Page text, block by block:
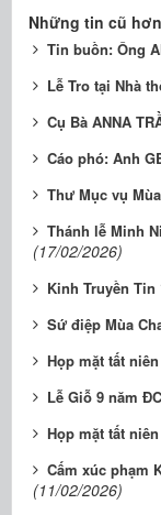
Những tin cũ hơn
Tin buồn: Ông
Lễ Tro tại Nhà
Cụ Bà ANNA
Cáo phó: Anh
Thư Mục vụ
Thánh lễ Minh
(17/02/2026)
Kinh Truyền Tin
Sứ điệp Mùa
Họp mặt tất
Lễ Giỗ 9 năm
Họp mặt tất
Cấm xúc phạm
(11/02/2026)